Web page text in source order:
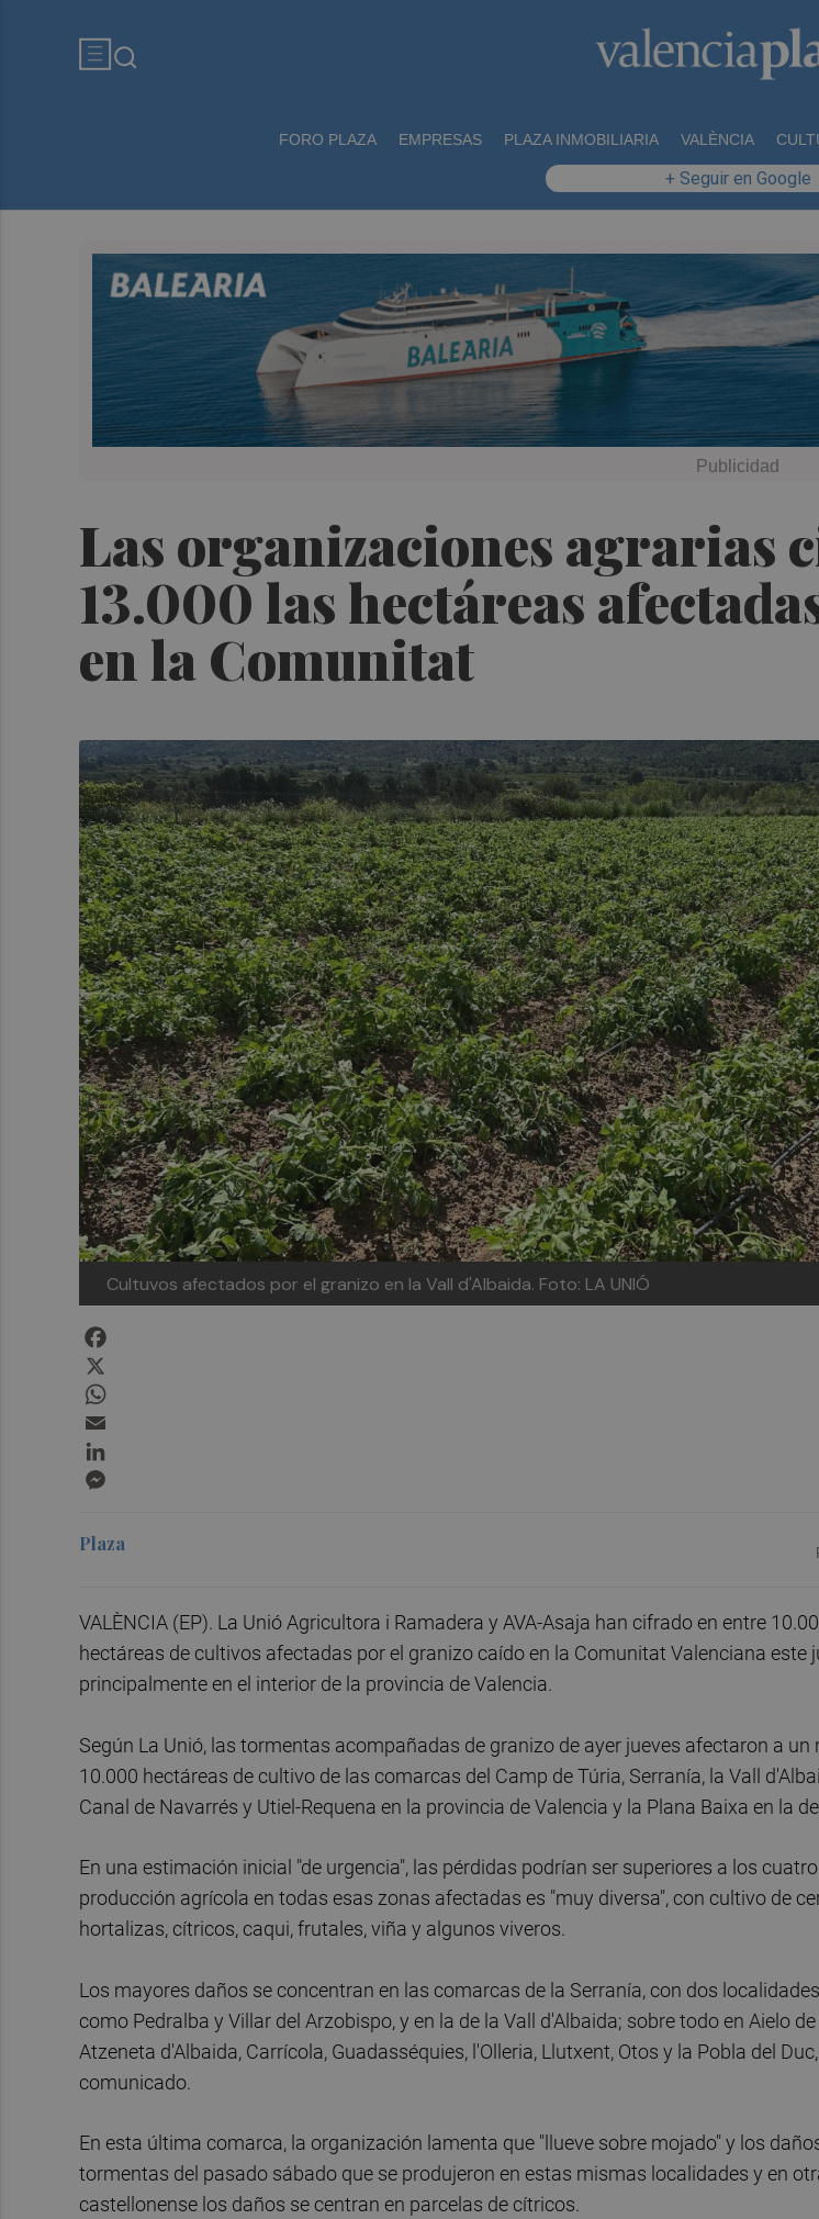
FORO PLAZA EMPRESAS PLAZA INMOBILIARIA VALÈNCIA
+ Seguir en Google
Las organizaciones agrarias
13.000 las hectáreas
en la Comunitat
Cultuvos afectados por el granizo en la Vall d'Albaida. Foto: LA UNIÓ
Plaza
VALÈNCIA (EP). La Unió Agricultora i Ramadera y AVA-Asaja han cifrado en entre
hectáreas de cultivos afectadas por el granizo caído en la Comunitat Valenciana este
principalmente en el interior de la provincia de Valencia.
Según La Unió, las tormentas acompañadas de granizo de ayer jueves afectaron a un
10.000 hectáreas de cultivo de las comarcas del Camp de Túria, Serranía, la Vall
Canal de Navarrés y Utiel-Requena en la provincia de Valencia y la Plana Baixa en la
En una estimación inicial "de urgencia", las pérdidas podrían ser superiores a los
producción agrícola en todas esas zonas afectadas es "muy diversa", con cultivo de
hortalizas, cítricos, caqui, frutales, viña y algunos viveros.
Los mayores daños se concentran en las comarcas de la Serranía, con dos
como Pedralba y Villar del Arzobispo, y en la de la Vall d'Albaida; sobre todo en Aielo
Atzeneta d'Albaida, Carrícola, Guadasséquies, l'Olleria, Llutxent, Otos y la Pobla del
comunicado.
En esta última comarca, la organización lamenta que "llueve sobre mojado" y los
tormentas del pasado sábado que se produjeron en estas mismas localidades y en
castellonense los daños se centran en parcelas de cítricos.